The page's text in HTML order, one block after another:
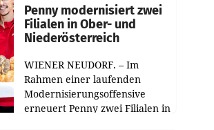
übertroffen.
Penny modernisiert zwei
Filialen in Ober- und
Niederösterreich
WIENER NEUDORF. – Im
Rahmen einer laufenden
Modernisierungsoffensive
erneuert Penny zwei Filialen in